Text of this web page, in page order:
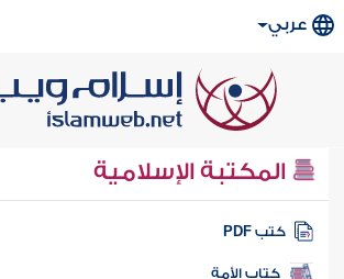
عربي
المكتبة الإسلامية
كتب PDF